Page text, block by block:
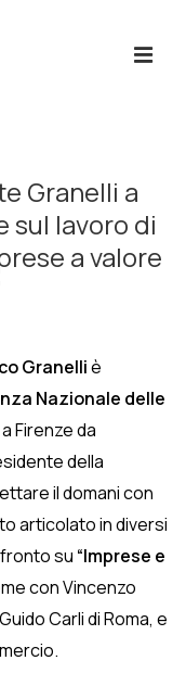
Granelli a
sul lavoro di
a valore
Granelliè
Nazionale delle
Firenze da
della
il domani con
articolato in diversi
su “Imprese e
con Vincenzo
Carli di Roma, e